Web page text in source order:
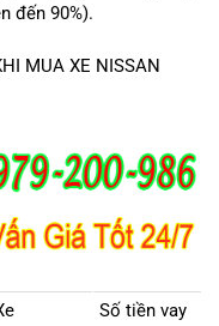
đến 90%).
MUA XE NISSAN
Số tiền vay